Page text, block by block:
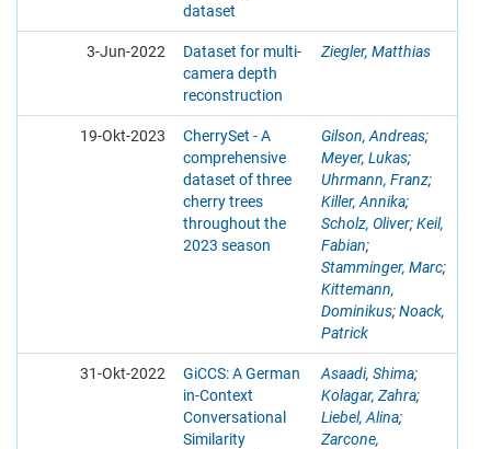
dataset
3-Jun-2022
Dataset for multi-
camera depth
reconstruction
Ziegler, Matthias
19-Okt-2023
CherrySet - A
comprehensive
dataset of three
cherry trees
throughout the
2023 season
Gilson, Andreas;
Meyer, Lukas;
Uhrmann, Franz;
Killer, Annika;
Scholz, Oliver;Keil,
Fabian;
Stamminger, Marc;
Kittemann,
Dominikus;Noack,
Patrick
31-Okt-2022
GiCCS: A German
in-Context
Conversational
Similarity
Asaadi, Shima;
Kolagar, Zahra;
Liebel, Alina;
Zarcone,